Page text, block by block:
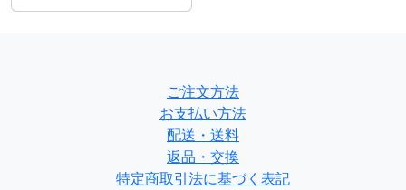
ご注文方法
お支払い方法
配送・送料
返品・交換
特定商取引法に基づく表記